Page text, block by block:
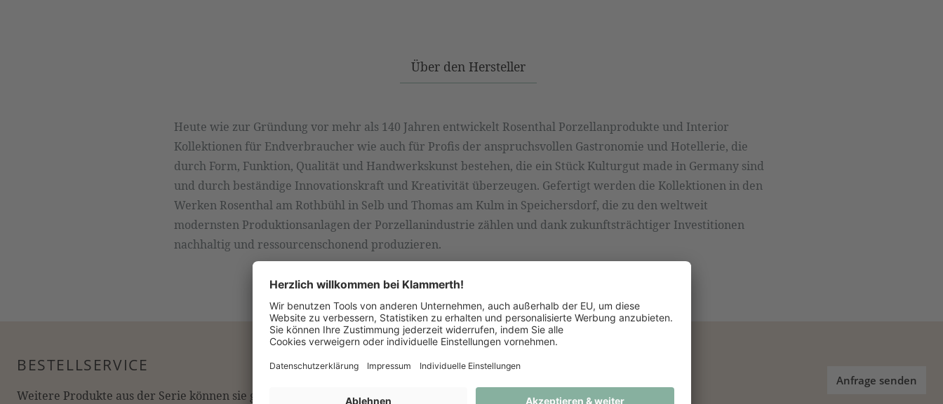
Über den Hersteller
Heute wie zur Gründung vor mehr als 140 Jahren entwickelt Rosenthal Porzellanprodukte und Interior
Kollektionen für Endverbraucher wie auch für Profis der anspruchsvollen Gastronomie und Hotellerie, die
durch Form, Funktion, Qualität und Handwerkskunst bestehen, die ein Stück Kulturgut made in Germany sind
und durch beständige Innovationskraft und Kreativität überzeugen. Gefertigt werden die Kollektionen in den
Werken Rosenthal am Rothbühl in Selb und Thomas am Kulm in Speichersdorf, die zu den weltweit
modernsten Produktionsanlagen der Porzellanindustrie zählen und dank zukunftsträchtiger Investitionen
nachhaltig und ressourcenschonend produzieren.
BESTELLSERVICE
Weitere Produkte aus der Serie können sie gerne online anfragen oder direkt bei uns im Geschäft bestellen.
Anfrage senden